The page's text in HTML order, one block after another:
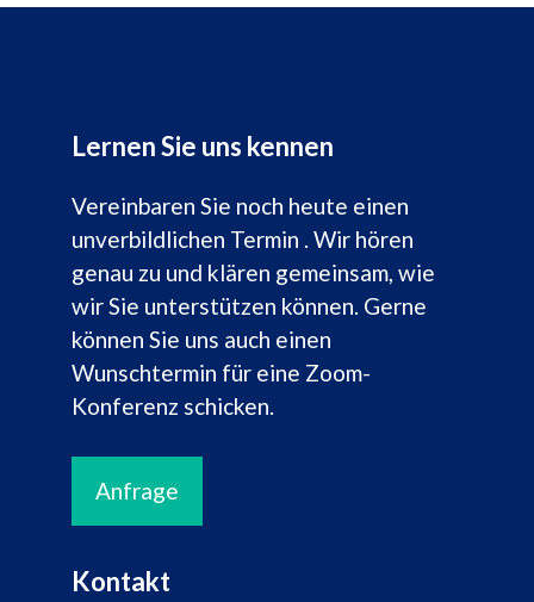
Lernen Sie uns kennen
Vereinbaren Sie noch heute einen
unverbildlichen Termin . Wir hören
genau zu und klären gemeinsam, wie
wir Sie unterstützen können. Gerne
können Sie uns auch einen
Wunschtermin für eine Zoom-
Konferenz schicken.
Anfrage
Kontakt